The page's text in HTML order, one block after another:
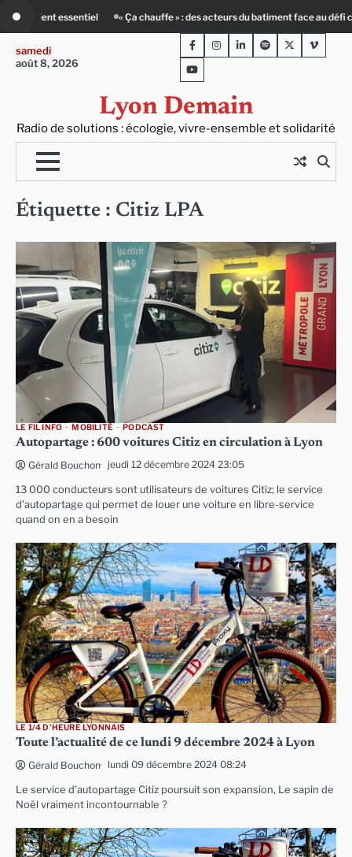
content
climatique 80 Jours Voyages : au cœur du Lengai avec Guy de Saint-Cyr
samedi
août 8, 2026
Lyon Demain
Radio de solutions : écologie, vivre-ensemble et solidarité
FacebookInstagram
LinkedInSpotifyTwitterViméo
Youtube
Étiquette : Citiz LPA
LE FIL INFO MOBILITÉ PODCAST
Autopartage : 600 voitures Citiz en circulation à Lyon
Gérald Bouchon jeudi 12 décembre 2024 23:05
13 000 conducteurs sont utilisateurs de voitures Citiz; le service
d’autopartage qui permet de louer une voiture en libre-service
quand on en a besoin
LE 1/4 D'HEURE LYONNAIS
Toute l’actualité de ce lundi 9 décembre 2024 à Lyon
Gérald Bouchon lundi 09 décembre 2024 08:24
Le service d’autopartage Citiz poursuit son expansion, Le sapin de
Noël vraiment incontournable ?